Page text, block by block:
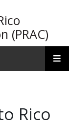
(PRAC)
Rico